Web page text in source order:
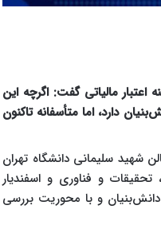
مالیاتی گفت: اگرچه این
دارد، اما متأسفانه تاکنون
سلیمانی دانشگاه تهران
و فناوری و اسفندیار
و با محوریت بررسی